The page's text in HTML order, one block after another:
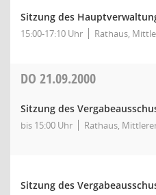
Sitzung des
15:00-17:10 Uhr Rathaus,
DO 21.09.2000
Sitzung des
bis 15:00 Uhr Rathaus,
Sitzung des